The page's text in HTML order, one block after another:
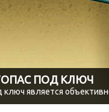
ПОД КЛЮЧ
ключ является